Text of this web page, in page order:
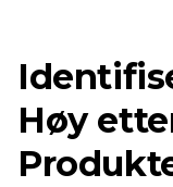
Høy